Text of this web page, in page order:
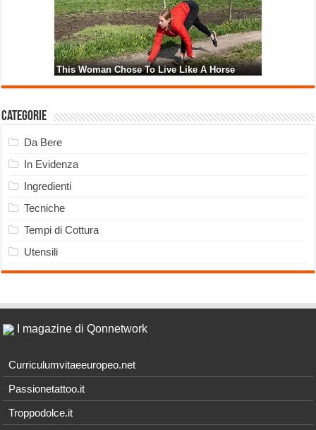
Categorie
Da Bere
In Evidenza
Ingredienti
Tecniche
Tempi di Cottura
Utensili
I magazine di Qonnetwork
Curriculumvitaeeuropeo.net
Passionetattoo.it
Troppodolce.it